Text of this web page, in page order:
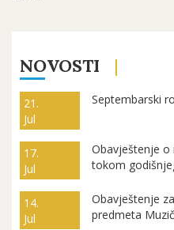
NOVOSTI
21.
Jul
Septembarski
17.
Jul
Obavještenje o
tokom
14.
Jul
Obavještenje
predmeta